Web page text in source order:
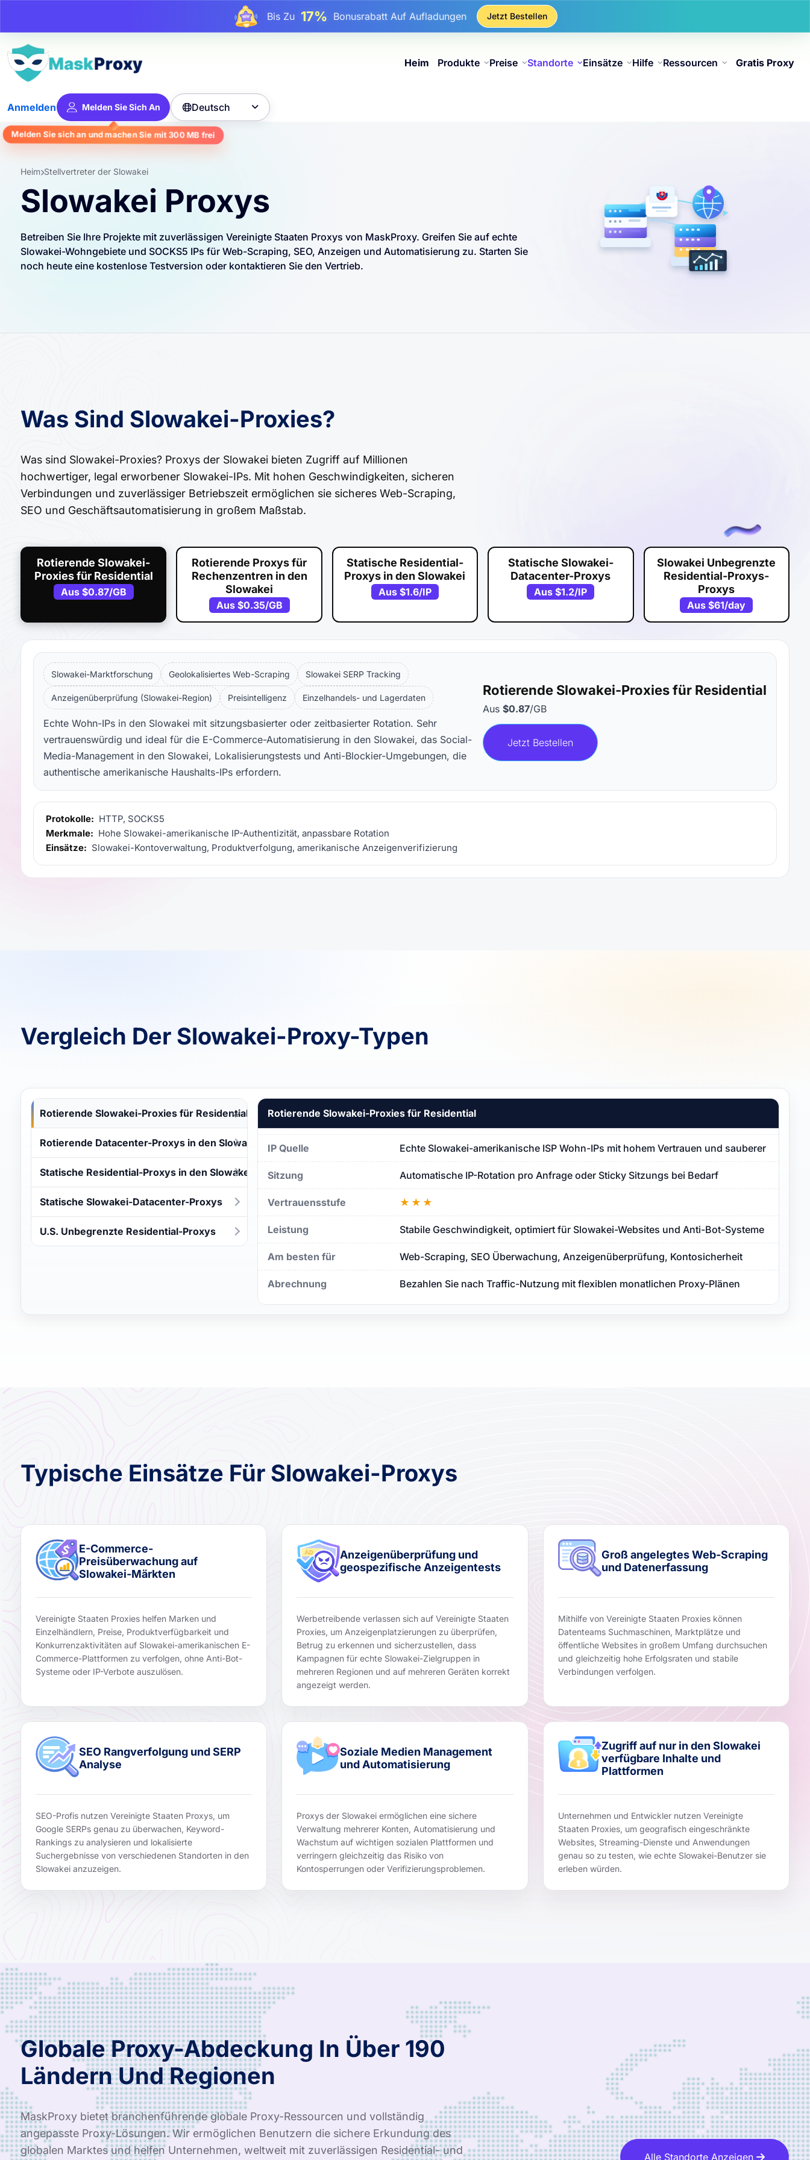
Bis Zu 17% Bonusrabatt Auf Aufladungen
Bis Zu25%Rabatt Auf Statische IP-Käufe
Jetzt Bestellen
Heim Produkte Preise Standorte Einsätze Hilfe Ressourcen Gratis Proxy
Anmelden Melden Sie Sich An
Melden Sie sich an und machen Sie mit300 MBfrei
Deutsch 
Heim Stellvertreter der Slowakei
Slowakei Proxys
Betreiben Sie Ihre Projekte mit zuverlässigen Vereinigte Staaten Proxys von MaskProxy. Greifen Sie auf echte
Slowakei-Wohngebiete und SOCKS5 IPs für Web-Scraping, SEO, Anzeigen und Automatisierung zu. Starten Sie
noch heute eine kostenlose Testversion oder kontaktieren Sie den Vertrieb.
Was Sind Slowakei-Proxies?
Was sind Slowakei-Proxies? Proxys der Slowakei bieten Zugriff auf Millionen
hochwertiger, legal erworbener Slowakei-IPs. Mit hohen Geschwindigkeiten, sicheren
Verbindungen und zuverlässiger Betriebszeit ermöglichen sie sicheres Web-Scraping,
SEO und Geschäftsautomatisierung in großem Maßstab.
Rotierende Slowakei-
Proxies für Residential
Aus $0.87/GB
Rotierende Proxys für
Rechenzentren in den
Slowakei
Aus $0.35/GB
Statische Residential-
Proxys in den Slowakei
Aus $1.6/IP
Statische Slowakei-
Datacenter-Proxys
Aus$1.2/IP
Slowakei Unbegrenzte
Residential-Proxys-
Proxys
Aus$61/day
Slowakei-Marktforschung Geolokalisiertes Web-Scraping Slowakei SERP Tracking
Anzeigenüberprüfung (Slowakei-Region) Preisintelligenz Einzelhandels- und Lagerdaten
Echte Wohn-IPs in den Slowakei mit sitzungsbasierter oder zeitbasierter Rotation. Sehr
vertrauenswürdig und ideal für die E-Commerce-Automatisierung in den Slowakei, das Social-
Media-Management in den Slowakei, Lokalisierungstests und Anti-Blockier-Umgebungen, die
authentische amerikanische Haushalts-IPs erfordern.
Rotierende Slowakei-Proxies für Residential
Aus $0.87/GB
Jetzt Bestellen
Protokolle: HTTP, SOCKS5
Merkmale: Hohe Slowakei-amerikanische IP-Authentizität, anpassbare Rotation
Einsätze: Slowakei-Kontoverwaltung, Produktverfolgung, amerikanische Anzeigenverifizierung
Vergleich Der Slowakei-Proxy-Typen
Rotierende Slowakei-Proxies für Residential
Rotierende Datacenter-Proxys in den Slowakei
Statische Residential-Proxys in den Slowakei
Statische Slowakei-Datacenter-Proxys
U.S. Unbegrenzte Residential-Proxys
Rotierende Slowakei-Proxies für Residential
IP Quelle Echte Slowakei-amerikanische ISP Wohn-IPs mit hohem Vertrauen und sauberer Proxy-
Sitzung Automatische IP-Rotation pro Anfrage oder Sticky Sitzungs bei Bedarf
Vertrauensstufe ★★★
Leistung Stabile Geschwindigkeit, optimiert für Slowakei-Websites und Anti-Bot-Systeme
Am besten für Web-Scraping, SEO Überwachung, Anzeigenüberprüfung, Kontosicherheit
Abrechnung Bezahlen Sie nach Traffic-Nutzung mit flexiblen monatlichen Proxy-Plänen
Typische Einsätze Für Slowakei-Proxys
E-Commerce-
Preisüberwachung auf
Slowakei-Märkten
Vereinigte Staaten Proxies helfen Marken und
Einzelhändlern, Preise, Produktverfügbarkeit und
Konkurrenzaktivitäten auf Slowakei-amerikanischen E-
Commerce-Plattformen zu verfolgen, ohne Anti-Bot-
Systeme oder IP-Verbote auszulösen.
Anzeigenüberprüfung und
geospezifische Anzeigentests
Werbetreibende verlassen sich auf Vereinigte Staaten
Proxies, um Anzeigenplatzierungen zu überprüfen,
Betrug zu erkennen und sicherzustellen, dass
Kampagnen für echte Slowakei-Zielgruppen in
mehreren Regionen und auf mehreren Geräten korrekt
angezeigt werden.
Groß angelegtes Web-Scraping
und Datenerfassung
Mithilfe von Vereinigte Staaten Proxies können
Datenteams Suchmaschinen, Marktplätze und
öffentliche Websites in großem Umfang durchsuchen
und gleichzeitig hohe Erfolgsraten und stabile
Verbindungen verfolgen.
SEO Rangverfolgung und SERP
Analyse
SEO-Profis nutzen Vereinigte Staaten Proxys, um
Google SERPs genau zu überwachen, Keyword-
Rankings zu analysieren und lokalisierte
Suchergebnisse von verschiedenen Standorten in den
Slowakei anzuzeigen.
Soziale Medien Management
und Automatisierung
Proxys der Slowakei ermöglichen eine sichere
Verwaltung mehrerer Konten, Automatisierung und
Wachstum auf wichtigen sozialen Plattformen und
verringern gleichzeitig das Risiko von
Kontosperrungen oder Verifizierungsproblemen.
Zugriff auf nur in den Slowakei
verfügbare Inhalte und
Plattformen
Unternehmen und Entwickler nutzen Vereinigte
Staaten Proxies, um geografisch eingeschränkte
Websites, Streaming-Dienste und Anwendungen
genau so zu testen, wie echte Slowakei-Benutzer sie
erleben würden.
Globale Proxy-Abdeckung In Über 190
Ländern Und Regionen
MaskProxy bietet branchenführende globale Proxy-Ressourcen und vollständig
angepasste Proxy-Lösungen. Wir ermöglichen Benutzern die sichere Erkundung des
globalen Marktes und helfen Unternehmen, weltweit mit zuverlässigen Residential- und
Alle Standorte Anzeigen